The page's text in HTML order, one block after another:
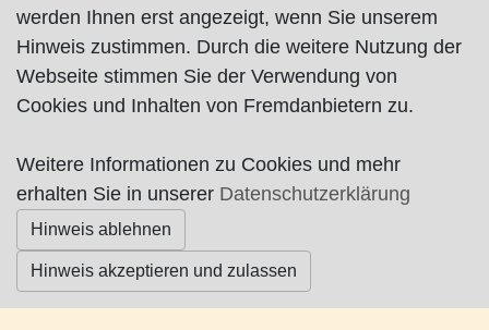
© Worpswede24 2015-2026
werden Ihnen erst angezeigt, wenn Sie unserem
Hinweis zustimmen. Durch die weitere Nutzung der
Webseite stimmen Sie der Verwendung von
Cookies und Inhalten von Fremdanbietern zu.
Weitere Informationen zu Cookies und mehr
erhalten Sie in unserer Datenschutzerklärung
Hinweis ablehnen
Hinweis akzeptieren und zulassen